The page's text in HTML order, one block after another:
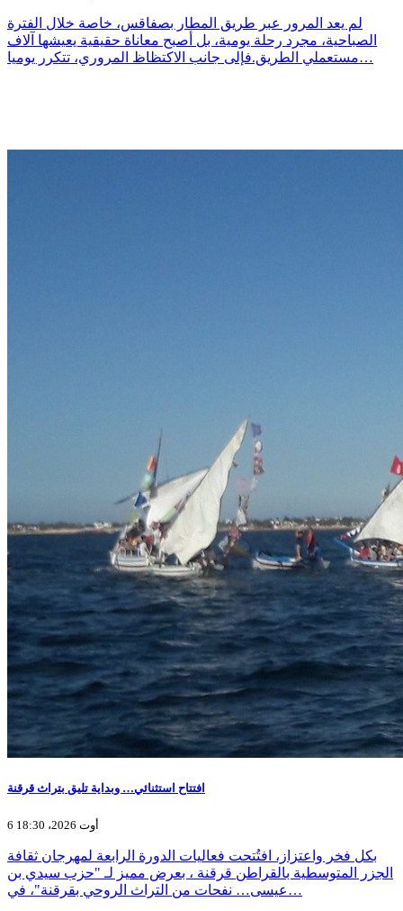
لم يعد المرور عبر طريق المطار بصفاقس، خاصة خلال الفترة
الصباحية، مجرد رحلة يومية، بل أصبح معاناة حقيقية يعيشها آلاف
مستعملي الطريق.فإلى جانب الاكتظاظ المروري، تتكرر يوميا…
افتتاح استثنائي… وبداية تليق بتراث قرقنة
6 أوت 2026، 18:30
بكل فخر واعتزاز، افتُتحت فعاليات الدورة الرابعة لمهرجان ثقافة
الجزر المتوسطية بالقراطن قرقنة ، بعرض مميز لـ "حزب سيدي بن
عيسى… نفحات من التراث الروحي بقرقنة"، في…